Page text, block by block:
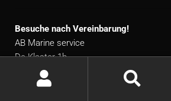
Besuche nach Vereinbarung!
AB Marine service
De Klaster 1b
8584 VA Hemelum
Die Niederlande